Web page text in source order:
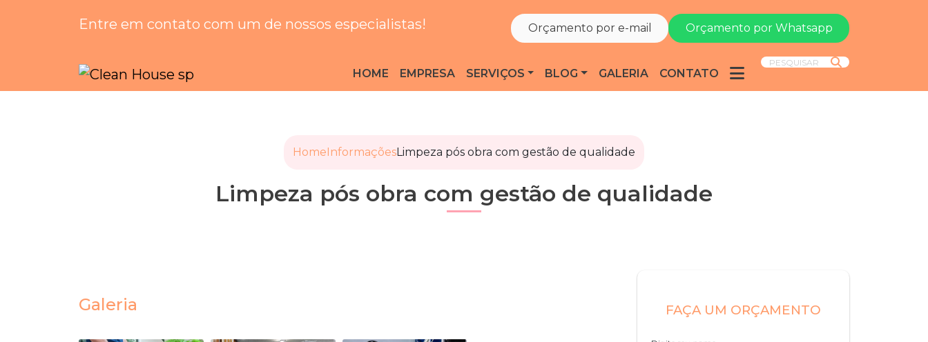
Entre em contato com um de nossos especialistas! Orçamento por e-mail Orçamento por Whatsapp
HOME EMPRESA SERVIÇOS BLOG GALERIA CONTATO
PESQUISAR
HomeInformaçõesLimpeza pós obra com gestão de qualidade
Limpeza pós obra com gestão de qualidade
Galeria FAÇA UM ORÇAMENTO